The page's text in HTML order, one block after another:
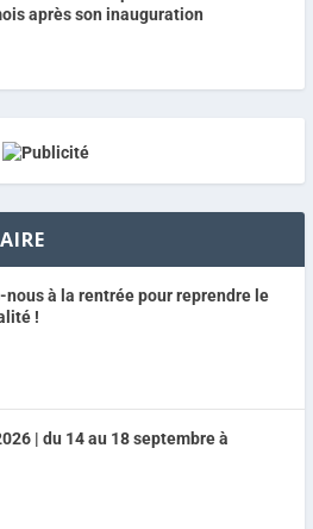
après son inauguration
nous à la rentrée pour reprendre le
!
| du 14 au 18 septembre à